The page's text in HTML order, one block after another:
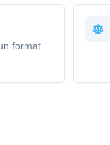
format